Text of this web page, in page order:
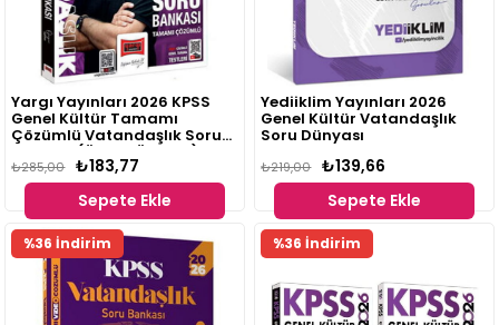
Yargı Yayınları 2026 KPSS
Genel Kültür Tamamı
Çözümlü Vatandaşlık Soru
Bankası (Özgür Özkınık)
₺183,77
₺285,00
Sepete Ekle
Yediiklim Yayınları 2026
Genel Kültür Vatandaşlık
Soru Dünyası
₺139,66
₺219,00
Sepete Ekle
%36 İndirim %36 İndirim